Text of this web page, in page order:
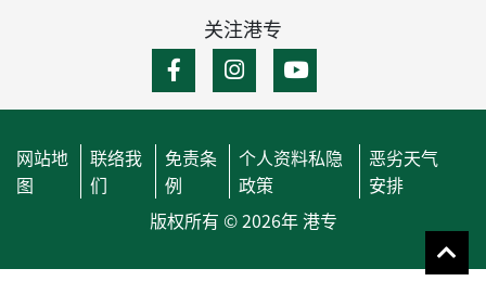
关注港专
网站地
图
联络我
们
免责条
例
个人资料私隐
政策
恶劣天气
安排
版权所有 © 2026年 港专